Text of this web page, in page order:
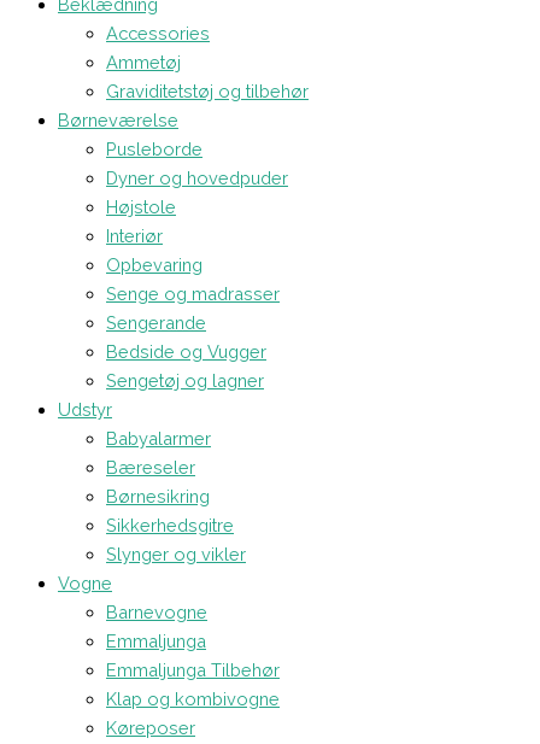
Accessories
Ammetøj
Graviditetstøj og tilbehør
Børneværelse
Pusleborde
Dyner og hovedpuder
Højstole
Interiør
Opbevaring
Senge og madrasser
Sengerande
Bedside og Vugger
Sengetøj og lagner
Udstyr
Babyalarmer
Bæreseler
Børnesikring
Sikkerhedsgitre
Slynger og vikler
Vogne
Barnevogne
Emmaljunga
Emmaljunga Tilbehør
Klap og kombivogne
Køreposer